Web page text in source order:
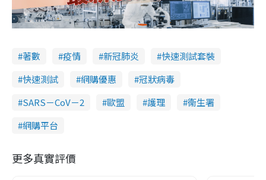
著數 疫情 新冠肺炎
快速測試套裝
快速測試
網購優惠
冠狀病毒
SARS－CoV－2
歐盟 護理
衞生署
網購平台
更多真實評價